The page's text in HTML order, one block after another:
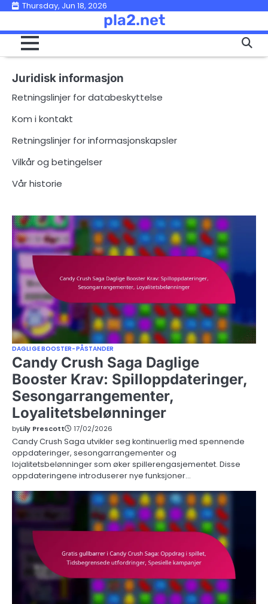
Skip
content
Thursday, Jun 18, 2026
pla2.net
Juridisk informasjon
Retningslinjer for databeskyttelse
Kom i kontakt
Retningslinjer for informasjonskapsler
Vilkår og betingelser
Vår historie
DAGLIGE BOOSTER-PÅSTANDER
Candy Crush Saga Daglige
Booster Krav: Spilloppdateringer,
Sesongarrangementer,
Loyalitetsbelønninger
byLily Prescott 17/02/2026
Candy Crush Saga utvikler seg kontinuerlig med spennende
oppdateringer, sesongarrangementer og
lojalitetsbelønninger som øker spillerengasjementet. Disse
oppdateringene introduserer nye funksjoner…